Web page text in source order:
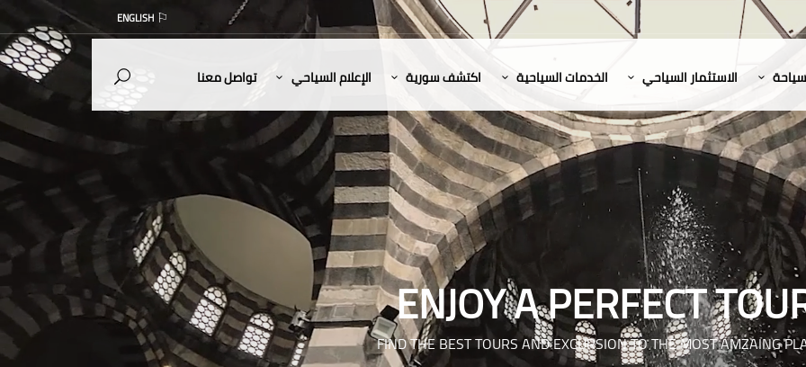
ENGLISH
الاستثمار السياحي الخدمات السياحية اكتشف سورية الإعلام السياحي تواصل معنا
ENJOY A PERFECT
FIND THE BEST TOURS AND EXCURSION TO THE MOST AMZAING